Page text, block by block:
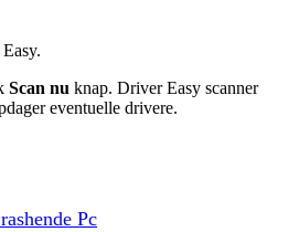
Scan nu knap. Driver Easy scanner
eventuelle drivere.
Pc